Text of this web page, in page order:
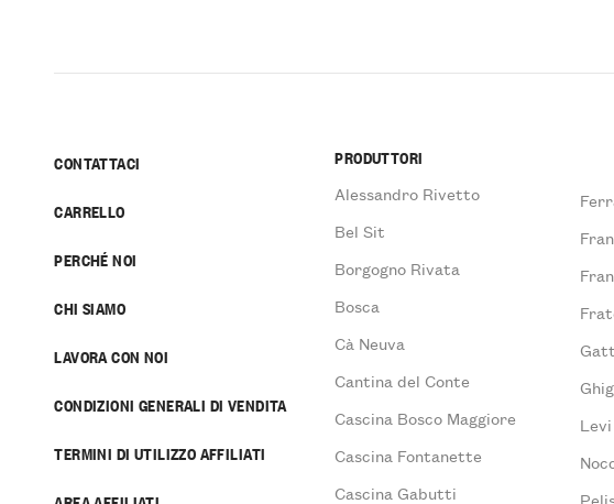
CONTATTACI
CARRELLO
PERCHÉ NOI
CHI SIAMO
LAVORA CON NOI
CONDIZIONI GENERALI DI VENDITA
TERMINI DI UTILIZZO AFFILIATI
PRODUTTORI
Alessandro Rivetto
Bel Sit
Borgogno Rivata
Bosca
Cà Neuva
Cantina del Conte
Cascina Bosco Maggiore
Cascina Fontanette
Cascina Gabutti